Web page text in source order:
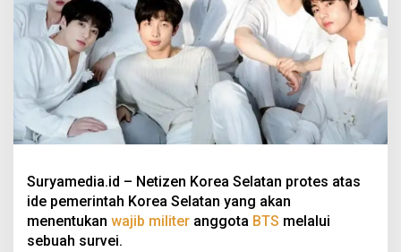
Suryamedia.id – Netizen Korea Selatan protes atas
ide pemerintah Korea Selatan yang akan
menentukan wajib militer anggota BTS melalui
sebuah survei.